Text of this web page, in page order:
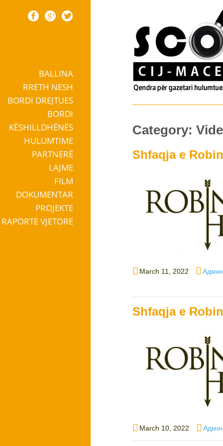
Skip to contentBALLINA
RRETH NESH
BORDI DREJTUES
BORDI
KËSHILLDHËNËS
HULUMTIME
PARTNERË
LAJME
FILM
DOKUMENTAR
PROJEKTE
RAPORTE VJETORE
Category:
Shfaqja e
Posted
March 11, 2022 Author
Shfaqja e
Posted
on
March 10, 2022